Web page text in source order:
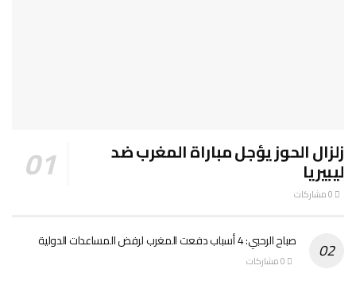
زلزال الحوز يؤجل مباراة المغرب ضد
ليبيريا
صباح الرحبي: 4 أسباب دفعت المغرب لرفض المساعدات الدولية